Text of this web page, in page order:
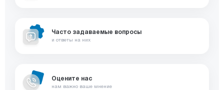
Часто задаваемые вопросы
и ответы на них
Оцените нас
нам важно ваше мнение